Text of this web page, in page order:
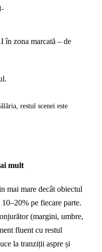
în zona marcată – de
restul scenei este
mult
mai mare decât obiectul
pe fiecare parte.
(margini, umbre,
fluent cu restul
la tranziții aspre și